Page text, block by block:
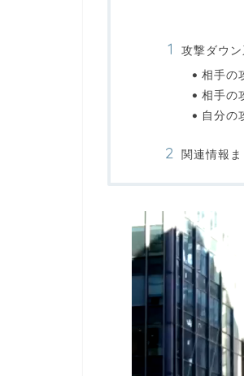
攻撃ダウ
相手の
相手の
自分の
関連情報ま